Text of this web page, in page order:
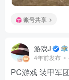
账号共享
游戏J
4年前发布
PC游戏 装甲军